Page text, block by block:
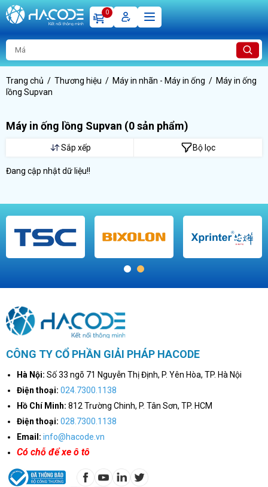
0
Trang chủ Thương hiệu Máy in nhãn - Máy in ống
Máy in ống
lồng Supvan
Máy in ống lồng Supvan (0 sản phẩm)
Sắp xếp Bộ lọc
Đang cập nhật dữ liệu!!
1 2
CÔNG TY CỔ PHẦN GIẢI PHÁP HACODE
Hà Nội: Số 33 ngõ 71 Nguyễn Thị Định, P. Yên Hòa, TP. Hà Nội
Điện thoại: 024.7300.1138
Hồ Chí Minh: 812 Trường Chinh, P. Tân Sơn, TP. HCM
Điện thoại: 028.7300.1138
Email: info@hacode.vn
Có chỗ để xe ô tô